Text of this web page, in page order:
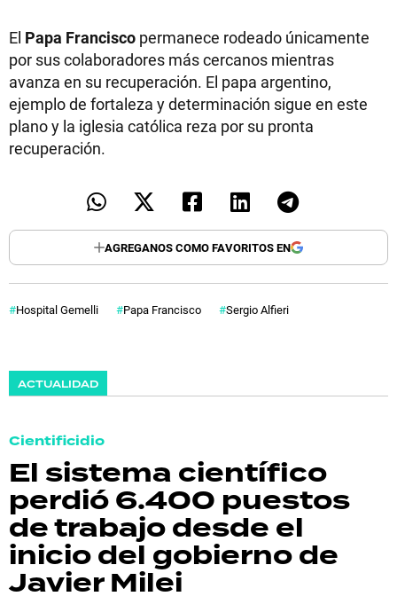
El Papa Francisco permanece rodeado únicamente
por sus colaboradores más cercanos mientras
avanza en su recuperación. El papa argentino,
ejemplo de fortaleza y determinación sigue en este
plano y la iglesia católica reza por su pronta
recuperación.
AGREGANOS COMO FAVORITOS EN
Hospital Gemelli Papa Francisco Sergio Alfieri
ACTUALIDAD
Cientificidio
El sistema científico
perdió 6.400 puestos
de trabajo desde el
inicio del gobierno de
Javier Milei